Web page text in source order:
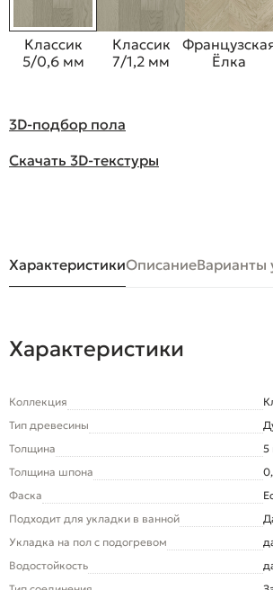
Классик
5/0,6 мм
Классик
7/1,2 мм
Ёлка
3D-подбор пола
Скачать 3D-текстуры
ХарактеристикиОписаниеВарианты
Характеристики
Коллекция
Тип древесины
Толщина
5
Толщина шпона
Фаска
Подходит для укладки в ванной
Укладка на пол c подогревом
Водостойкость